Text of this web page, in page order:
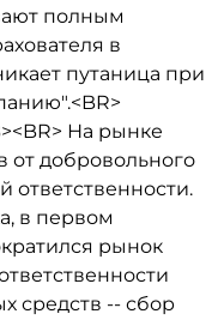
полным
в
путаница при
На рынке
от добровольного
ответственности.
в первом
рынок
средств -- сбор